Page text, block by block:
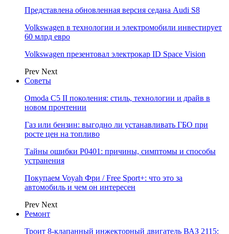
Представлена обновленная версия седана Audi S8
Volkswagen в технологии и электромобили инвестирует
60 млрд евро
Volkswagen презентовал электрокар ID Space Vision
Prev Next
Советы
Omoda C5 II поколения: стиль, технологии и драйв в
новом прочтении
Газ или бензин: выгодно ли устанавливать ГБО при
росте цен на топливо
Тайны ошибки P0401: причины, симптомы и способы
устранения
Покупаем Voyah Фри / Free Sport+: что это за
автомобиль и чем он интересен
Prev Next
Ремонт
Троит 8-клапанный инжекторный двигатель ВАЗ 2115: